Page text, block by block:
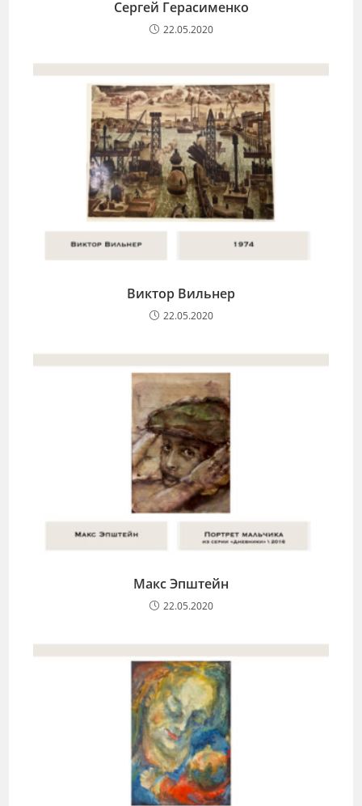
Сергей Герасименко
22.05.2020
Виктор Вильнер
22.05.2020
Макс Эпштейн
22.05.2020